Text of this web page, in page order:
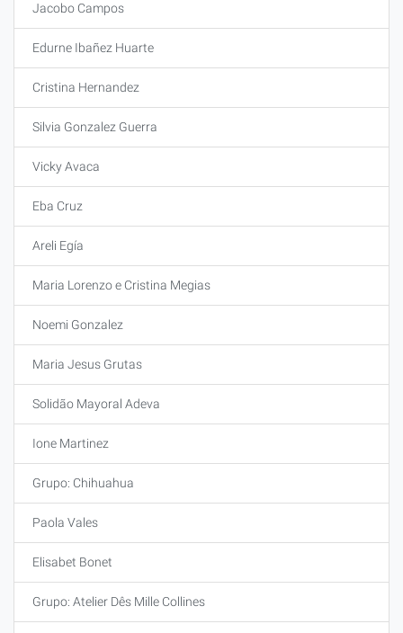
Jacobo Campos
Edurne Ibañez Huarte
Cristina Hernandez
Silvia Gonzalez Guerra
Vicky Avaca
Eba Cruz
Areli Egía
Maria Lorenzo e Cristina Megias
Noemi Gonzalez
Maria Jesus Grutas
Solidão Mayoral Adeva
Ione Martinez
Grupo: Chihuahua
Paola Vales
Elisabet Bonet
Grupo: Atelier Dês Mille Collines